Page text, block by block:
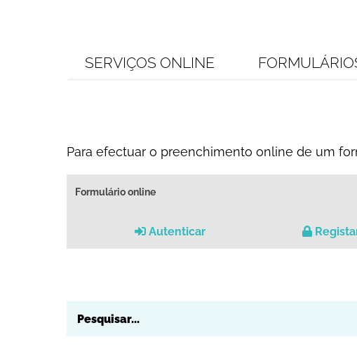
SERVIÇOS ONLINE
Para efectuar o preenchimento online de um
Formulário online
Autenticar